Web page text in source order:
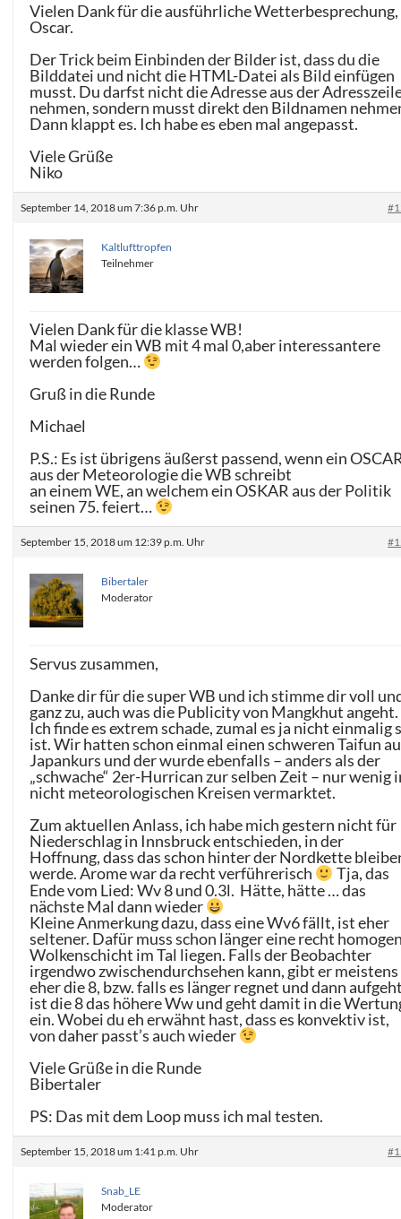
Vielen Dank für die ausführliche Wetterbesprechung,
Oscar.
Der Trick beim Einbinden der Bilder ist, dass du die
Bilddatei und nicht die HTML-Datei als Bild einfügen
musst. Du darfst nicht die Adresse aus der
nehmen, sondern musst direkt den Bildnamen
Dann klappt es. Ich habe es eben mal angepasst.
Viele Grüße
Niko
September 14, 2018 um 7:36 p.m. Uhr
Kaltlufttropfen
Teilnehmer
Vielen Dank für die klasse WB!
Mal wieder ein WB mit 4 mal 0,aber interessantere
werden folgen…
Gruß in die Runde
Michael
P.S.: Es ist übrigens äußerst passend, wenn ein
aus der Meteorologie die WB schreibt
an einem WE, an welchem ein OSKAR aus der Politik
seinen 75. feiert…
September 15, 2018 um 12:39 p.m. Uhr
Bibertaler
Moderator
Servus zusammen,
Danke dir für die super WB und ich stimme dir voll
ganz zu, auch was die Publicity von Mangkhut angeht.
Ich finde es extrem schade, zumal es ja nicht einmalig
ist. Wir hatten schon einmal einen schweren Taifun
Japankurs und der wurde ebenfalls – anders als der
„schwache“ 2er-Hurrican zur selben Zeit – nur wenig
nicht meteorologischen Kreisen vermarktet.
Zum aktuellen Anlass, ich habe mich gestern nicht für
Niederschlag in Innsbruck entschieden, in der
Hoffnung, dass das schon hinter der Nordkette
werde. Arome war da recht verführerisch
Tja, das
Ende vom Lied: Wv 8 und 0.3l. Hätte, hätte … das
nächste Mal dann wieder
Kleine Anmerkung dazu, dass eine Wv6 fällt, ist eher
seltener. Dafür muss schon länger eine recht
Wolkenschicht im Tal liegen. Falls der Beobachter
irgendwo zwischendurchsehen kann, gibt er meistens
eher die 8, bzw. falls es länger regnet und dann
ist die 8 das höhere Ww und geht damit in die
ein. Wobei du eh erwähnt hast, dass es konvektiv ist,
von daher passt’s auch wieder
Viele Grüße in die Runde
Bibertaler
PS: Das mit dem Loop muss ich mal testen.
September 15, 2018 um 1:41 p.m. Uhr
Snab_LE
Moderator